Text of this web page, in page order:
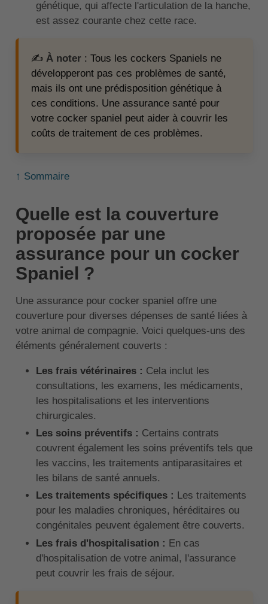
génétique, qui affecte l'articulation de la hanche,
est assez courante chez cette race.
✍️ À noter : Tous les cockers Spaniels ne
développeront pas ces problèmes de santé,
mais ils ont une prédisposition génétique à
ces conditions. Une assurance santé pour
votre cocker spaniel peut aider à couvrir les
coûts de traitement de ces problèmes.
↑ Sommaire
Quelle est la couverture
proposée par une
assurance pour un cocker
Spaniel ?
Une assurance pour cocker spaniel offre une
couverture pour diverses dépenses de santé liées à
votre animal de compagnie. Voici quelques-uns des
éléments généralement couverts :
Les frais vétérinaires : Cela inclut les
consultations, les examens, les médicaments,
les hospitalisations et les interventions
chirurgicales.
Les soins préventifs : Certains contrats
couvrent également les soins préventifs tels que
les vaccins, les traitements antiparasitaires et
les bilans de santé annuels.
Les traitements spécifiques : Les traitements
pour les maladies chroniques, héréditaires ou
congénitales peuvent également être couverts.
Les frais d'hospitalisation : En cas
d'hospitalisation de votre animal, l'assurance
peut couvrir les frais de séjour.